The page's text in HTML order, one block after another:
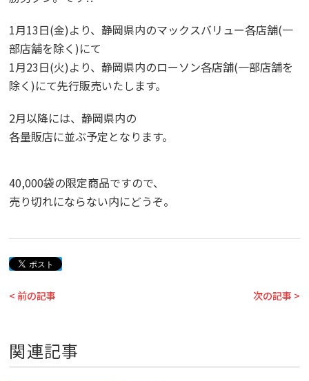
1月13日(金)より、静岡県内のマックスバリュー各店舗(一
部店舗を除く)にて
1月23日(火)より、静岡県内のローソン各店舗(一部店舗を
除く)にて先行販売いたします。
2月以降には、静岡県内の
各量販店に並ぶ予定となります。
40,000袋の限定商品ですので、
売り切れにならない内にどうぞ。
< 前の記事 次の記事 >
関連記事